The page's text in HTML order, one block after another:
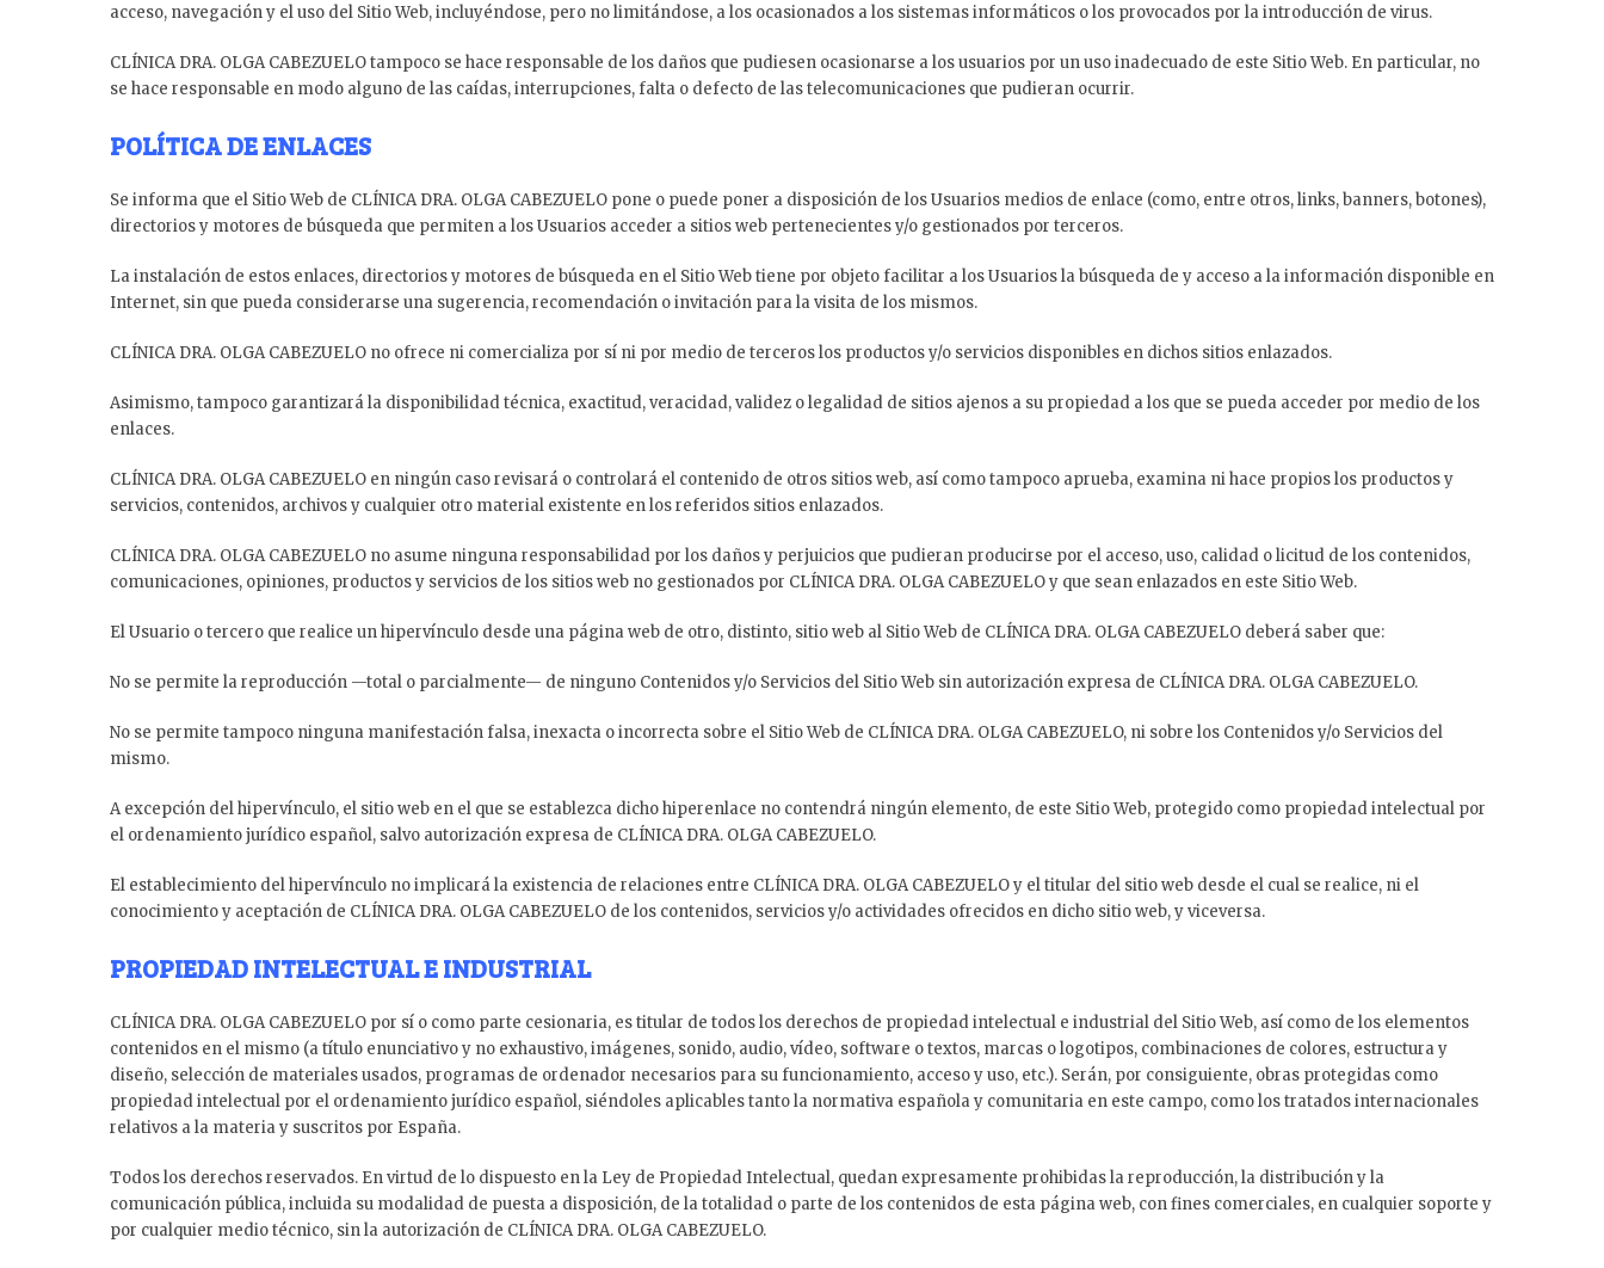
acceso, navegación y el uso del Sitio Web, incluyéndose, pero no limitándose, a los ocasionados a los sistemas informáticos o los provocados por la introducción de virus.
CLÍNICA DRA. OLGA CABEZUELO tampoco se hace responsable de los daños que pudiesen ocasionarse a los usuarios por un uso inadecuado de este Sitio Web. En particular, no
se hace responsable en modo alguno de las caídas, interrupciones, falta o defecto de las telecomunicaciones que pudieran ocurrir.
POLÍTICA DE ENLACES
Se informa que el Sitio Web de CLÍNICA DRA. OLGA CABEZUELO pone o puede poner a disposición de los Usuarios medios de enlace (como, entre otros, links, banners, botones),
directorios y motores de búsqueda que permiten a los Usuarios acceder a sitios web pertenecientes y/o gestionados por terceros.
La instalación de estos enlaces, directorios y motores de búsqueda en el Sitio Web tiene por objeto facilitar a los Usuarios la búsqueda de y acceso a la información disponible en
Internet, sin que pueda considerarse una sugerencia, recomendación o invitación para la visita de los mismos.
CLÍNICA DRA. OLGA CABEZUELO no ofrece ni comercializa por sí ni por medio de terceros los productos y/o servicios disponibles en dichos sitios enlazados.
Asimismo, tampoco garantizará la disponibilidad técnica, exactitud, veracidad, validez o legalidad de sitios ajenos a su propiedad a los que se pueda acceder por medio de los
enlaces.
CLÍNICA DRA. OLGA CABEZUELO en ningún caso revisará o controlará el contenido de otros sitios web, así como tampoco aprueba, examina ni hace propios los productos y
servicios, contenidos, archivos y cualquier otro material existente en los referidos sitios enlazados.
CLÍNICA DRA. OLGA CABEZUELO no asume ninguna responsabilidad por los daños y perjuicios que pudieran producirse por el acceso, uso, calidad o licitud de los contenidos,
comunicaciones, opiniones, productos y servicios de los sitios web no gestionados por CLÍNICA DRA. OLGA CABEZUELO y que sean enlazados en este Sitio Web.
El Usuario o tercero que realice un hipervínculo desde una página web de otro, distinto, sitio web al Sitio Web de CLÍNICA DRA. OLGA CABEZUELO deberá saber que:
No se permite la reproducción —total o parcialmente— de ninguno Contenidos y/o Servicios del Sitio Web sin autorización expresa de CLÍNICA DRA. OLGA CABEZUELO.
No se permite tampoco ninguna manifestación falsa, inexacta o incorrecta sobre el Sitio Web de CLÍNICA DRA. OLGA CABEZUELO, ni sobre los Contenidos y/o Servicios del
mismo.
A excepción del hipervínculo, el sitio web en el que se establezca dicho hiperenlace no contendrá ningún elemento, de este Sitio Web, protegido como propiedad intelectual por
el ordenamiento jurídico español, salvo autorización expresa de CLÍNICA DRA. OLGA CABEZUELO.
El establecimiento del hipervínculo no implicará la existencia de relaciones entre CLÍNICA DRA. OLGA CABEZUELO y el titular del sitio web desde el cual se realice, ni el
conocimiento y aceptación de CLÍNICA DRA. OLGA CABEZUELO de los contenidos, servicios y/o actividades ofrecidos en dicho sitio web, y viceversa.
PROPIEDAD INTELECTUAL E INDUSTRIAL
CLÍNICA DRA. OLGA CABEZUELO por sí o como parte cesionaria, es titular de todos los derechos de propiedad intelectual e industrial del Sitio Web, así como de los elementos
contenidos en el mismo (a título enunciativo y no exhaustivo, imágenes, sonido, audio, vídeo, software o textos, marcas o logotipos, combinaciones de colores, estructura y
diseño, selección de materiales usados, programas de ordenador necesarios para su funcionamiento, acceso y uso, etc.). Serán, por consiguiente, obras protegidas como
propiedad intelectual por el ordenamiento jurídico español, siéndoles aplicables tanto la normativa española y comunitaria en este campo, como los tratados internacionales
relativos a la materia y suscritos por España.
Todos los derechos reservados. En virtud de lo dispuesto en la Ley de Propiedad Intelectual, quedan expresamente prohibidas la reproducción, la distribución y la
comunicación pública, incluida su modalidad de puesta a disposición, de la totalidad o parte de los contenidos de esta página web, con fines comerciales, en cualquier soporte y
por cualquier medio técnico, sin la autorización de CLÍNICA DRA. OLGA CABEZUELO.